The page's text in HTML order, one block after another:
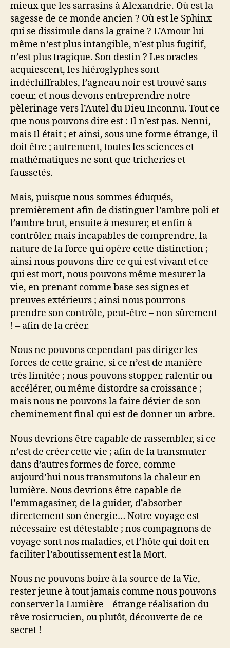
mieux que les sarrasins à Alexandrie. Où est la
sagesse de ce monde ancien ? Où est le Sphinx
qui se dissimule dans la graine ? L’Amour lui-
même n’est plus intangible, n’est plus fugitif,
n’est plus tragique. Son destin ? Les oracles
acquiescent, les hiéroglyphes sont
indéchiffrables, l’agneau noir est trouvé sans
coeur, et nous devons entreprendre notre
pèlerinage vers l’Autel du Dieu Inconnu. Tout ce
que nous pouvons dire est : Il n’est pas. Nenni,
mais Il était ; et ainsi, sous une forme étrange, il
doit être ; autrement, toutes les sciences et
mathématiques ne sont que tricheries et
faussetés.
Mais, puisque nous sommes éduqués,
premièrement afin de distinguer l’ambre poli et
l’ambre brut, ensuite à mesurer, et enfin à
contrôler, mais incapables de comprendre, la
nature de la force qui opère cette distinction ;
ainsi nous pouvons dire ce qui est vivant et ce
qui est mort, nous pouvons même mesurer la
vie, en prenant comme base ses signes et
preuves extérieurs ; ainsi nous pourrons
prendre son contrôle, peut-être – non sûrement
! – afin de la créer.
Nous ne pouvons cependant pas diriger les
forces de cette graine, si ce n’est de manière
très limitée ; nous pouvons stopper, ralentir ou
accélérer, ou même distordre sa croissance ;
mais nous ne pouvons la faire dévier de son
cheminement final qui est de donner un arbre.
Nous devrions être capable de rassembler, si ce
n’est de créer cette vie ; afin de la transmuter
dans d’autres formes de force, comme
aujourd’hui nous transmutons la chaleur en
lumière. Nous devrions être capable de
l’emmagasiner, de la guider, d’absorber
directement son énergie… Notre voyage est
nécessaire est détestable ; nos compagnons de
voyage sont nos maladies, et l’hôte qui doit en
faciliter l’aboutissement est la Mort.
Nous ne pouvons boire à la source de la Vie,
rester jeune à tout jamais comme nous pouvons
conserver la Lumière – étrange réalisation du
rêve rosicrucien, ou plutôt, découverte de ce
secret !